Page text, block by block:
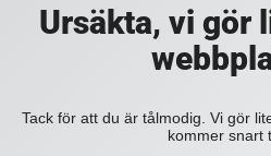
Ursäkta, vi gör
Tack för att du är tålmodig. Vi gör
kommer snart